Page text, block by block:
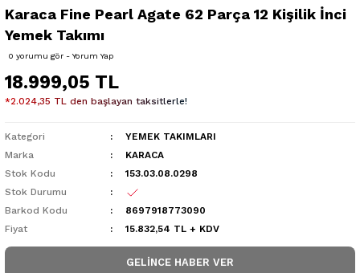
Karaca Fine Pearl Agate 62 Parça 12 Kişilik İnci
Yemek Takımı
0 yorumu gör - Yorum Yap
18.999,05 TL
*2.024,35 TL den başlayan taksitlerle!
Kategori
YEMEK TAKIMLARI
Marka
KARACA
Stok Kodu
153.03.08.0298
Stok Durumu
Barkod Kodu
8697918773090
Fiyat
15.832,54 TL + KDV
GELINCE HABER VER